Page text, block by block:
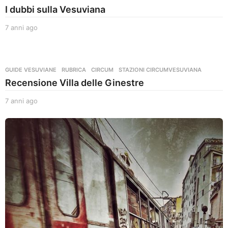
I dubbi sulla Vesuviana
7 anni ago
i
g
GUIDE VESUVIANE ,RUBRICA CIRCUM ,STAZIONI CIRCUMVESUVIANA
Recensione Villa delle Ginestre
7 anni ago
n
n
o